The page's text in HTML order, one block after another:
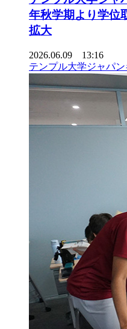
年秋学期より学位
拡大
2026.06.09 13:16
テンプル大学ジャパ